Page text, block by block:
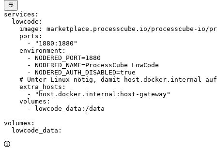
services :
  lowcode
:
    image
: marketplace.processcube.io/processcube-io/
    ports
:
      -
"1880:1880"
    environment
:
      -
NODERED_PORT=1880
      -
NODERED_NAME=ProcessCube LowCode
      -
NODERED_AUTH_DISABLED=true
# Unter Linux nötig, damit host.docker.internal
    extra_hosts
:
      -
"host.docker.internal:host-gateway"
    volumes
:
      -
lowcode_data:/data
volumes :
  lowcode_data
: